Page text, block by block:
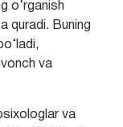
o‘rganish
quradi. Buning
va
va